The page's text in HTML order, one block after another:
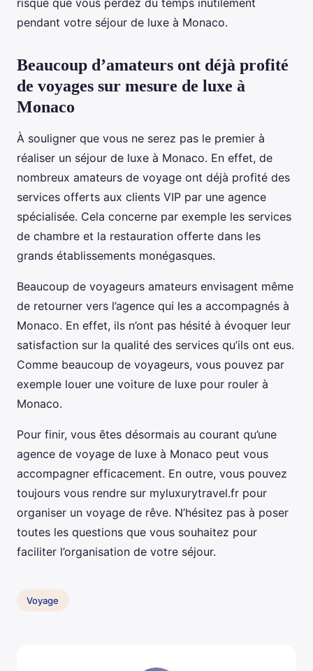
risque que vous perdez du temps inutilement
pendant votre séjour de luxe à Monaco.
Beaucoup d’amateurs ont déjà profité
de voyages sur mesure de luxe à
Monaco
À souligner que vous ne serez pas le premier à
réaliser un séjour de luxe à Monaco. En effet, de
nombreux amateurs de voyage ont déjà profité des
services offerts aux clients VIP par une agence
spécialisée. Cela concerne par exemple les services
de chambre et la restauration offerte dans les
grands établissements monégasques.
Beaucoup de voyageurs amateurs envisagent même
de retourner vers l’agence qui les a accompagnés à
Monaco. En effet, ils n’ont pas hésité à évoquer leur
satisfaction sur la qualité des services qu’ils ont eus.
Comme beaucoup de voyageurs, vous pouvez par
exemple louer une voiture de luxe pour rouler à
Monaco.
Pour finir, vous êtes désormais au courant qu’une
agence de voyage de luxe à Monaco peut vous
accompagner efficacement. En outre, vous pouvez
toujours vous rendre sur myluxurytravel.fr pour
organiser un voyage de rêve. N’hésitez pas à poser
toutes les questions que vous souhaitez pour
faciliter l’organisation de votre séjour.
Voyage